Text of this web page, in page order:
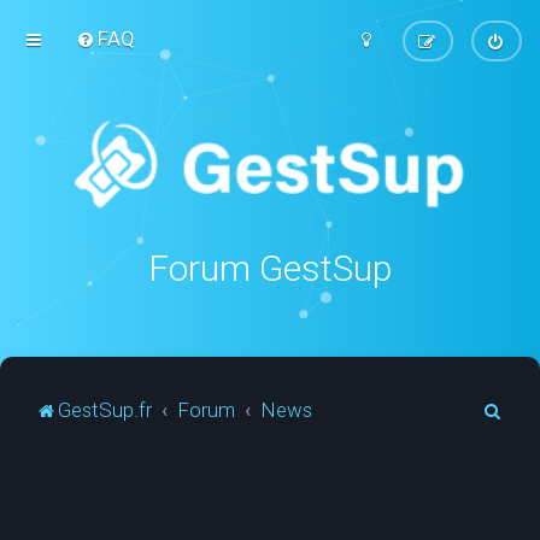
FAQ
Forum GestSup
GestSup.fr Forum News